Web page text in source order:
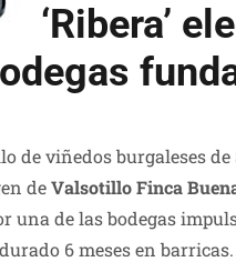
‘Ribera’
de viñedos burgaleses
deValsotillo Finca
una de las bodegas
6 meses en